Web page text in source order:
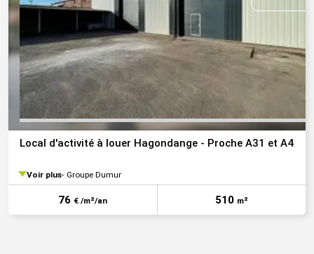
Local d'activité à louer Hagondange - Proche A31 et A4
Voir plus Groupe Dumur
76 € /m²/an 510 m²